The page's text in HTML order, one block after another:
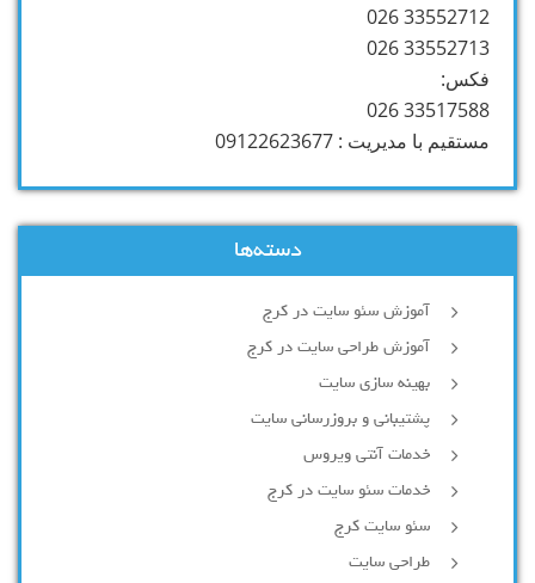
33552712 026
33552713 026
فکس:
33517588 026
مستقیم با مدیریت : 09122623677
دسته‌ها
آموزش سئو سایت در کرج
آموزش طراحی سایت در کرج
بهینه سازی سایت
پشتیبانی و بروزرسانی سایت
خدمات آنتی ویروس
خدمات سئو سایت در کرج
سئو سایت کرج
طراحی سایت